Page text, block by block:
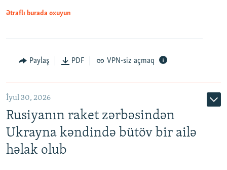
Ətraflı burada oxuyun
Paylaş PDF VPN-siz açmaq
İyul 30, 2026
Rusiyanın raket zərbəsindən
Ukrayna kəndində bütöv bir ailə
həlak olub